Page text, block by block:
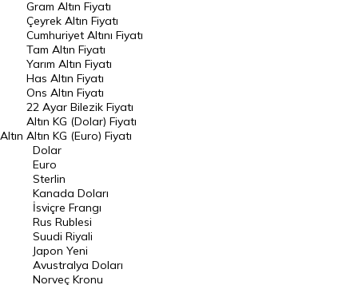
Raporlar
Endeksler
DÖVİZ
Döviz Kuru
Dolar Kuru
Euro Kuru
Pound Kuru
Frank Kuru
Riyal Kuru
Avustralya Doları
Danimarka Kronu Kuru
Altın
Gram Altın Fiyatı
Çeyrek Altın Fiyatı
Cumhuriyet Altını Fiyatı
Tam Altın Fiyatı
Yarım Altın Fiyatı
Has Altın Fiyatı
Ons Altın Fiyatı
22 Ayar Bilezik Fiyatı
Altın KG (Dolar) Fiyatı
Altın KG (Euro) Fiyatı
Dolar
Euro
Sterlin
Kanada Doları
İsviçre Frangı
Rus Rublesi
Suudi Riyali
Japon Yeni
Avustralya Doları
Norveç Kronu